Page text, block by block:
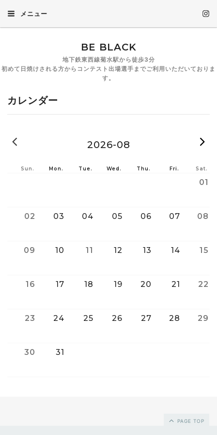
メニュー
BE BLACK
地下鉄東西線菊水駅から徒歩3分
初めて日焼けされる方からコンテスト出場選手までご利用いただいておりま
す。
カレンダー
2026-08
Sun. Mon. Tue. Wed. Thu. Fri. Sat.
01
02 03 04 05 06 07 08
09 10 11 12 13 14 15
16 17 18 19 20 21 22
23 24 25 26 27 28 29
30 31
PAGE TOP